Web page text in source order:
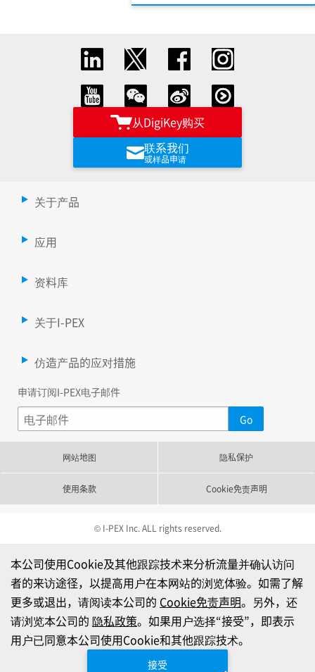
从DigiKey购买
联系我们
或样品申请
关于产品
应用
资料库
关于I-PEX
仿造产品的应对措施
申请订阅I-PEX电子邮件
网站地图 隐私保护
使用条款 Cookie免责声明
© I-PEX Inc. ALL rights reserved.
本公司使用Cookie及其他跟踪技术来分析流量并确认访问
者的来访途径，以提高用户在本网站的浏览体验。如需了解
更多或退出，请阅读本公司的 Cookie免责声明。另外，还
请浏览本公司的 隐私政策。如果用户选择“接受”，即表示
用户已同意本公司使用Cookie和其他跟踪技术。
接受